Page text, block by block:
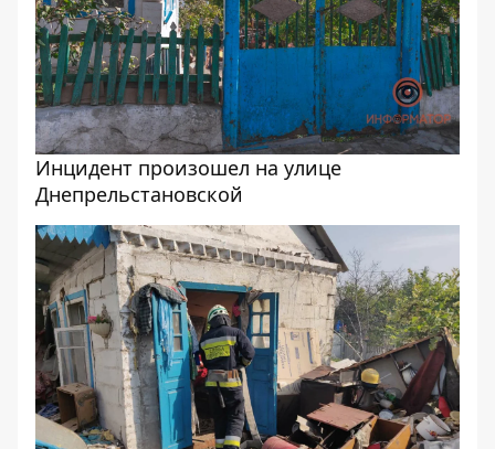
Инцидент произошел на улице
Днепрельстановской